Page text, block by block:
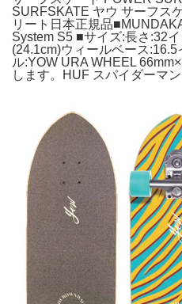
SURFSKATE ヤウ サーフス
リート日本正規品
System S5 ■サイズ:長さ:32
(24.1cm)ウィールベース
ル:YOW URA WHEEL
します。HUF スパイダーマ